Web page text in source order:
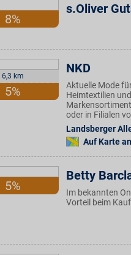
8%
s.Oliver
6,3 km
5%
NKD
Aktuelle Mode
Heimtextilien
oder in Filialen
Landsberger
Auf Karte
5%
Betty
Im bekannten
Vorteil beim